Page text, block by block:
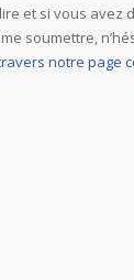
et si vous avez
soumettre,
notre page